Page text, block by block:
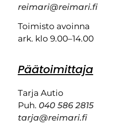
reimari@reimari.fi
Toimisto avoinna
ark. klo 9.00–14.00
Päätoimittaja
Tarja Autio
Puh. 040 586 2815
tarja@reimari.fi